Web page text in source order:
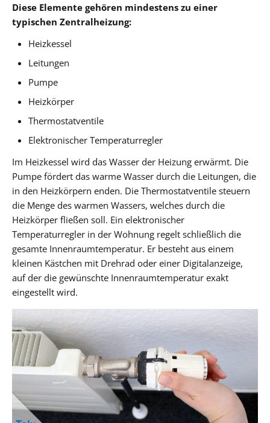
Diese Elemente gehören mindestens zu einer
typischen Zentralheizung:
Heizkessel
Leitungen
Pumpe
Heizkörper
Thermostatventile
Elektronischer Temperaturregler
Im Heizkessel wird das Wasser der Heizung erwärmt. Die
Pumpe fördert das warme Wasser durch die Leitungen, die
in den Heizkörpern enden. Die Thermostatventile steuern
die Menge des warmen Wassers, welches durch die
Heizkörper fließen soll. Ein elektronischer
Temperaturregler in der Wohnung regelt schließlich die
gesamte Innenraumtemperatur. Er besteht aus einem
kleinen Kästchen mit Drehrad oder einer Digitalanzeige,
auf der die gewünschte Innenraumtemperatur exakt
eingestellt wird.